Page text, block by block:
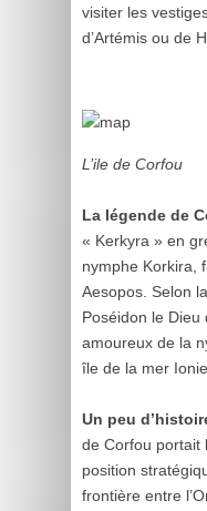
visiter les
d’Artémis ou de
L’ile de Corfou
La légende de
« Kerkyra » en
nymphe Korkira,
Aesopos. Selon
Poséidon le
amoureux de la
île de la mer
Un peu
de Corfou portait
position
frontière entre